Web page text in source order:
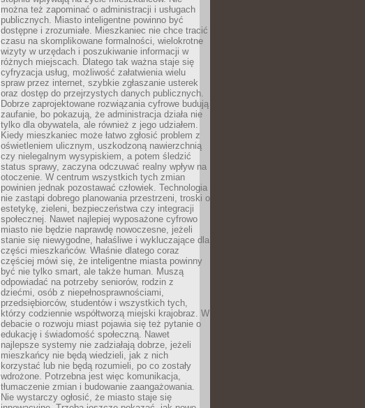
można też zapominać o administracji i usługach
publicznych. Miasto inteligentne powinno być
dostępne i zrozumiałe. Mieszkaniec nie chce tracić
czasu na skomplikowane formalności, wielokrotne
wizyty w urzędach i poszukiwanie informacji w
różnych miejscach. Dlatego tak ważna staje się
cyfryzacja usług, możliwość załatwienia wielu
spraw przez internet, szybkie zgłaszanie usterek
oraz dostęp do przejrzystych danych publicznych.
Dobrze zaprojektowane rozwiązania cyfrowe budują
zaufanie, bo pokazują, że administracja działa nie
tylko dla obywatela, ale również z jego udziałem.
Kiedy mieszkaniec może łatwo zgłosić problem z
oświetleniem ulicznym, uszkodzoną nawierzchnią
czy nielegalnym wysypiskiem, a potem śledzić
status sprawy, zaczyna odczuwać realny wpływ na
otoczenie. W centrum wszystkich tych zmian
powinien jednak pozostawać człowiek. Technologia
nie zastąpi dobrego planowania przestrzeni, troski o
estetykę, zieleni, bezpieczeństwa czy integracji
społecznej. Nawet najlepiej wyposażone cyfrowo
miasto nie będzie naprawdę nowoczesne, jeżeli
stanie się niewygodne, hałaśliwe i wykluczające dla
części mieszkańców. Właśnie dlatego coraz
częściej mówi się, że inteligentne miasta powinny
być nie tylko smart, ale także human. Muszą
odpowiadać na potrzeby seniorów, rodzin z
dziećmi, osób z niepełnosprawnościami,
przedsiębiorców, studentów i wszystkich tych,
którzy codziennie współtworzą miejski krajobraz. W
debacie o rozwoju miast pojawia się też pytanie o
edukację i świadomość społeczną. Nawet
najlepsze systemy nie zadziałają dobrze, jeżeli
mieszkańcy nie będą wiedzieli, jak z nich
korzystać lub nie będą rozumieli, po co zostały
wdrożone. Potrzebna jest więc komunikacja,
tłumaczenie zmian i budowanie zaangażowania.
Nie wystarczy ogłosić, że miasto staje się